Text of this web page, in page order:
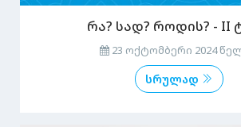
რა? სად? როდის? - II
23 ოქტომბერი 2024
სრულად